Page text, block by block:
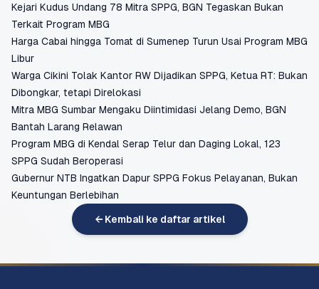
Kejari Kudus Undang 78 Mitra SPPG, BGN Tegaskan Bukan
Terkait Program MBG
Harga Cabai hingga Tomat di Sumenep Turun Usai Program MBG
Libur
Warga Cikini Tolak Kantor RW Dijadikan SPPG, Ketua RT: Bukan
Dibongkar, tetapi Direlokasi
Mitra MBG Sumbar Mengaku Diintimidasi Jelang Demo, BGN
Bantah Larang Relawan
Program MBG di Kendal Serap Telur dan Daging Lokal, 123
SPPG Sudah Beroperasi
Gubernur NTB Ingatkan Dapur SPPG Fokus Pelayanan, Bukan
Keuntungan Berlebihan
← Kembali ke daftar artikel